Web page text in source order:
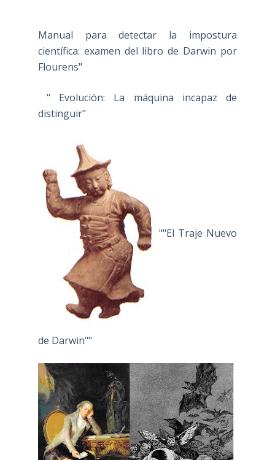
Manual para detectar la impostura
científica: examen del libro de Darwin por
Flourens"
" Evolución: La máquina incapaz de
distinguir"
""El Traje Nuevo
de Darwin""